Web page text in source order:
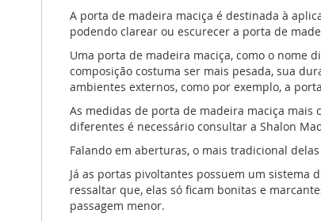
A porta de madeira maciça é destinada à
podendo clarear ou escurecer a porta de
Uma porta de madeira maciça, como o nome
composição costuma ser mais pesada, sua
ambientes externos, como por exemplo, a
As medidas de porta de madeira maciça mais
diferentes é necessário consultar a Shalon
Falando em aberturas, o mais tradicional
Já as portas pivoltantes possuem um
ressaltar que, elas só ficam bonitas e
passagem menor.